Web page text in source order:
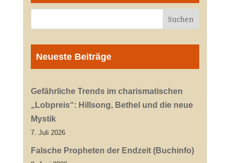
Neueste Beiträge
Gefährliche Trends im charismatischen
„Lobpreis“: Hillsong, Bethel und die neue
Mystik
7. Juli 2026
Falsche Propheten der Endzeit (Buchinfo)